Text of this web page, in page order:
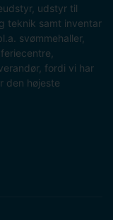
udstyr til
teknik samt inventar
svømmehaller,
fordi vi har
den højeste